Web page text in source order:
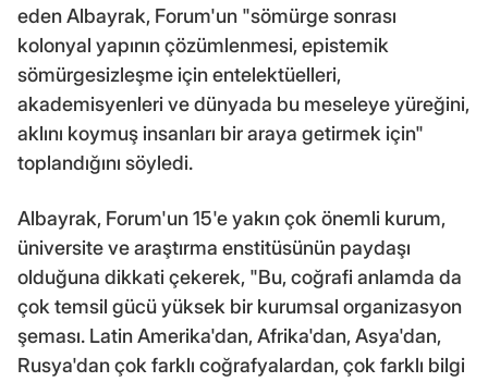
eden Albayrak, Forum'un "sömürge sonrası
kolonyal yapının çözümlenmesi, epistemik
sömürgesizleşme için entelektüelleri,
akademisyenleri ve dünyada bu meseleye yüreğini,
aklını koymuş insanları bir araya getirmek için"
toplandığını söyledi.
Albayrak, Forum'un 15'e yakın çok önemli kurum,
üniversite ve araştırma enstitüsünün paydaşı
olduğuna dikkati çekerek, "Bu, coğrafi anlamda da
çok temsil gücü yüksek bir kurumsal organizasyon
şeması. Latin Amerika'dan, Afrika'dan, Asya'dan,
Rusya'dan çok farklı coğrafyalardan, çok farklı bilgi